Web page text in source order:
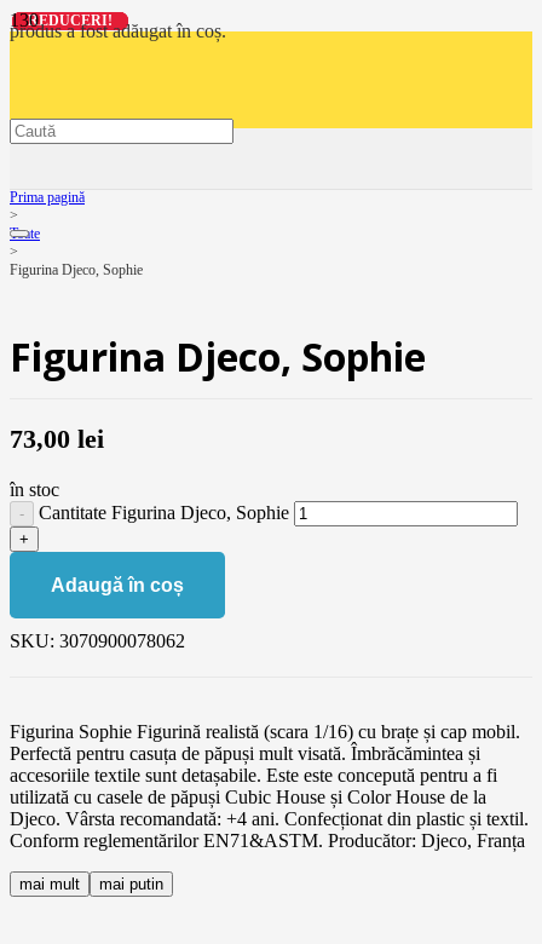
produsa fost adăugat în coș.
Prima pagină
>
Toate
>
Figurina Djeco, Sophie
Figurina Djeco, Sophie
73,00 lei
în stoc
Cantitate Figurina Djeco, Sophie
Adaugă în coș
SKU: 3070900078062
Figurina Sophie Figurină realistă (scara 1/16) cu brațe și cap mobil.
Perfectă pentru casuța de păpuși mult visată. Îmbrăcămintea și
accesoriile textile sunt detașabile. Este este concepută pentru a fi
utilizată cu casele de păpuși Cubic House și Color House de la
Djeco. Vârsta recomandată: +4 ani. Confecționat din plastic și textil.
Conform reglementărilor EN71&ASTM. Producător: Djeco, Franța
mai mult mai putin
REDUCERI!
REDUCERI!
REDUCERI!
REDUCERI!